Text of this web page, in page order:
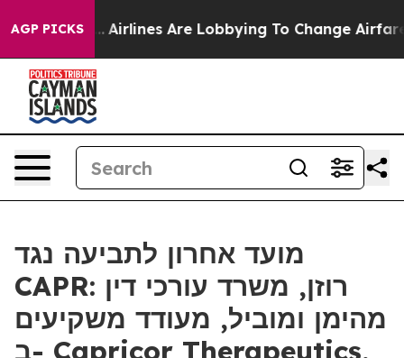
AGP PICKS
York... Airlines Are Lobbying To Change Airfare
מועד אחרון לתביעה נגד
CAPR: רוזן, משרד עורכי דין
מהימן ומוביל, מעודד משקיעים
ב- Capricor Therapeutics,